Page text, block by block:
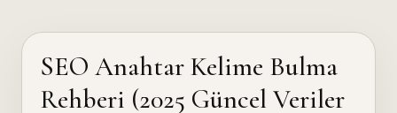
SEO Anahtar Kelime Bulma
Rehberi (2025 Güncel Veriler